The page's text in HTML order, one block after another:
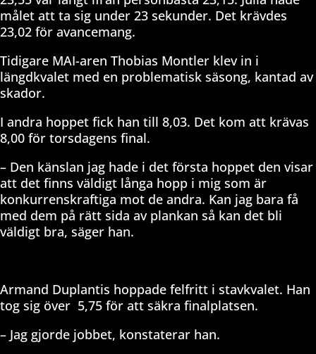
målet att ta sig under 23 sekunder. Det krävdes
23,02 för avancemang.
Tidigare MAI-aren Thobias Montler klev in i
längdkvalet med en problematisk säsong, kantad av
skador.
I andra hoppet fick han till 8,03. Det kom att krävas
8,00 för torsdagens final.
– Den känslan jag hade i det första hoppet den visar
att det finns väldigt långa hopp i mig som är
konkurrenskraftiga mot de andra. Kan jag bara få
med dem på rätt sida av plankan så kan det bli
väldigt bra, säger han.
Armand Duplantis hoppade felfritt i stavkvalet. Han
tog sig över 5,75 för att säkra finalplatsen.
– Jag gjorde jobbet, konstaterar han.